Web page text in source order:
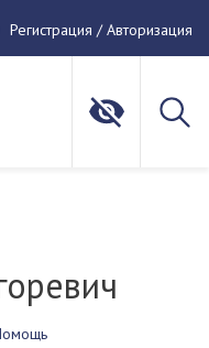
Регистрация / Авторизация